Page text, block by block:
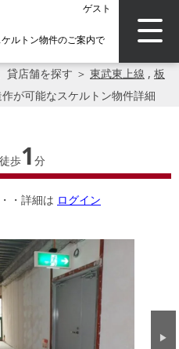
ゲスト
ルトン物件のご案内で
貸店舗を探す ＞ 東武東上線 , 板
が可能なスケルトン物件詳細
徒歩1 分
・詳細は ログイン
Next